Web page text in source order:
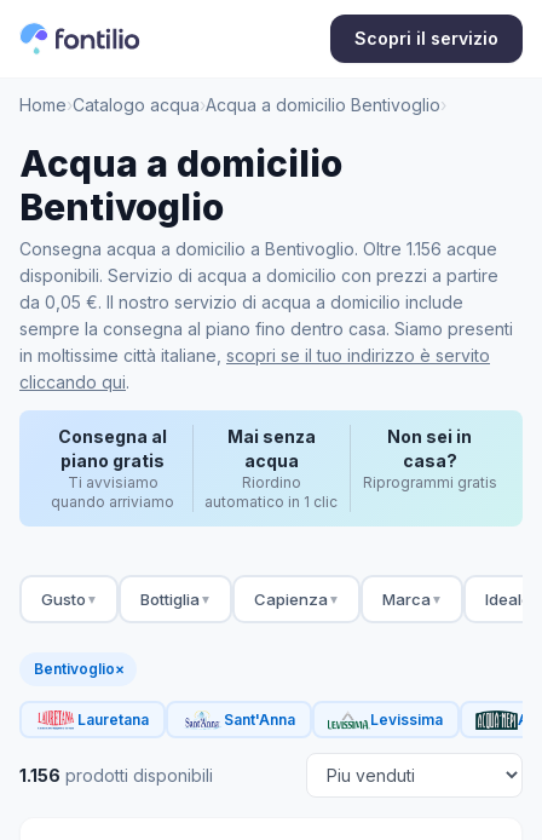
Scopri il servizio
Home›Catalogo acqua›Acqua a domicilio Bentivoglio›
Acqua a domicilio
Bentivoglio
Consegna acqua a domicilio a Bentivoglio. Oltre 1.156 acque
disponibili. Servizio di acqua a domicilio con prezzi a partire
da 0,05 €. Il nostro servizio di acqua a domicilio include
sempre la consegna al piano fino dentro casa. Siamo presenti
in moltissime città italiane, scopri se il tuo indirizzo è servito
cliccando qui.
Consegna al
piano gratis
Ti avvisiamo
quando arriviamo
Mai senza
acqua
Riordino
automatico in 1 clic
Non sei in
casa?
Riprogrammi gratis
Gusto ▼ Bottiglia ▼ Capienza ▼ Marca ▼ Ideale
Bentivoglio×
Lauretana Sant'Anna Levissima
1.156 prodotti disponibili